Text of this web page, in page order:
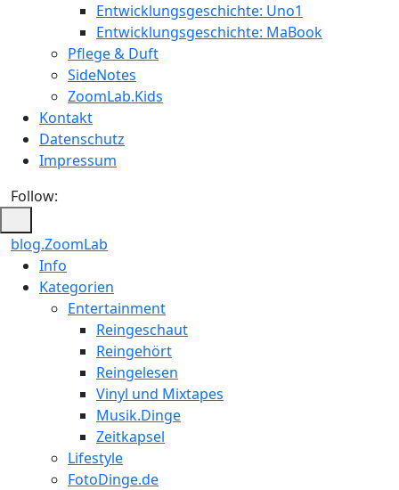
Entwicklungsgeschichte: Uno1
Entwicklungsgeschichte: MaBook
Pflege & Duft
SideNotes
ZoomLab.Kids
Kontakt
Datenschutz
Impressum
Follow:
blog.ZoomLab
ZoomLab
//
Info
Kategorien
Entertainment
Reingeschaut
Reingehört
Reingelesen
Vinyl und Mixtapes
Musik.Dinge
Zeitkapsel
Lifestyle
FotoDinge.de